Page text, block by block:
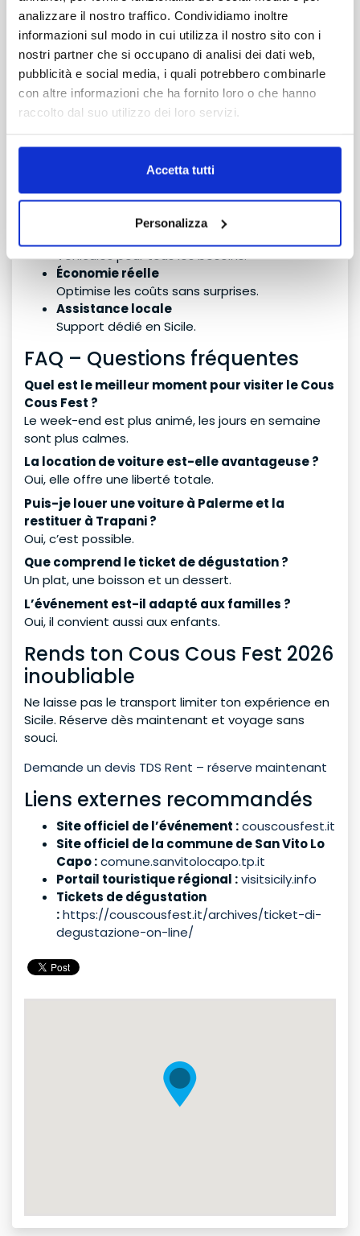
analizzare il nostro traffico. Condividiamo inoltre
informazioni sul modo in cui utilizza il nostro sito con i
nostri partner che si occupano di analisi dei dati web,
pubblicità e social media, i quali potrebbero combinarle
con altre informazioni che ha fornito loro o che hanno
raccolto dal suo utilizzo dei loro servizi.
Accetta tutti
Personalizza
ChoisirTDS Rent ne signifie pas seulement louer
une voiture, mais garantir une expérience de
voyage fluide et sans stress. Voici ce qui fait la
différence :
Liberté totale de mouvement
Explore la Sicile à ton rythme.
Tu peux rendre le véhicule dans une autre ville.
Accès direct aux meilleures destinations
Atteins facilement des lieux uniques.
Véhicules pour tous les besoins.
Économie réelle
Optimise les coûts sans surprises.
Assistance locale
Support dédié en Sicile.
FAQ – Questions fréquentes
Quel est le meilleur moment pour visiter le Cous
Cous Fest ?
Le week-end est plus animé, les jours en semaine
sont plus calmes.
La location de voiture est-elle avantageuse ?
Oui, elle offre une liberté totale.
Puis-je louer une voiture à Palerme et la
restituer à Trapani ?
Oui, c’est possible.
Que comprend le ticket de dégustation ?
Un plat, une boisson et un dessert.
L’événement est-il adapté aux familles ?
Oui, il convient aussi aux enfants.
Rends ton Cous Cous Fest 2026
inoubliable
Ne laisse pas le transport limiter ton expérience en
Sicile. Réserve dès maintenant et voyage sans
souci.
Demande un devis TDS Rent – réserve maintenant
Liens externes recommandés
Site officiel de l’événement :couscousfest.it
Site officiel de la commune de San Vito Lo
Capo :comune.sanvitolocapo.tp.it
Portail touristique régional :visitsicily.info
Tickets de dégustation
:https://couscousfest.it/archives/ticket-di-
degustazione-on-line/